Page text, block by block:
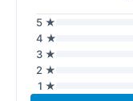
5 ★
4 ★
3 ★
2 ★
1 ★